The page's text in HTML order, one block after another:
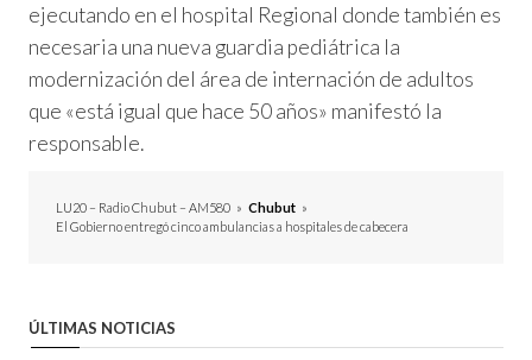
ejecutando en el hospital Regional donde también es
necesaria una nueva guardia pediátrica la
modernización del área de internación de adultos
que «está igual que hace 50 años» manifestó la
responsable.
LU20 – Radio Chubut – AM580 » Chubut »
El Gobierno entregó cinco ambulancias a hospitales de cabecera
ÚLTIMAS NOTICIAS